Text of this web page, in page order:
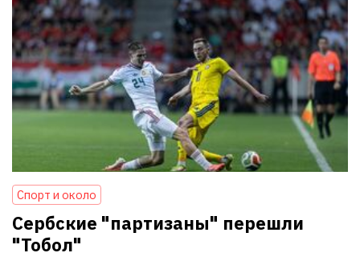
Спорт и около
Сербские "партизаны" перешли
"Тобол"